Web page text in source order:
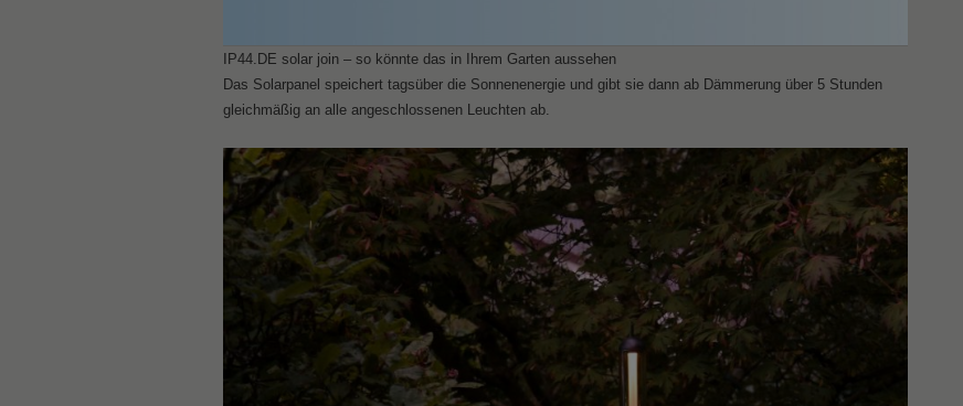
IP44.DE solar join – so könnte das in Ihrem Garten aussehen
Das Solarpanel speichert tagsüber die Sonnenenergie und gibt sie dann ab Dämmerung über 5 Stunden
gleichmäßig an alle angeschlossenen Leuchten ab.